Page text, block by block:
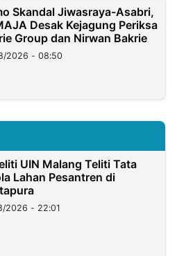
Skandal Jiwasraya-Asabri,
Desak Kejagung Periksa
Group dan Nirwan Bakrie
2026 - 08:50
UIN Malang Teliti Tata
Lahan Pesantren di
2026 - 22:01